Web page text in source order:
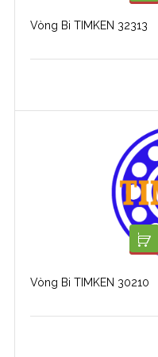
Vòng Bi TIMKEN 32313
Vòng Bi TIMKEN 30210